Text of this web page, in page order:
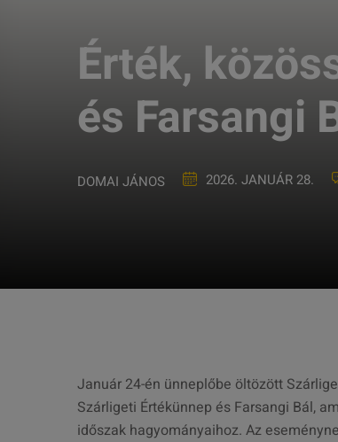
Érték,
és Farsangi
DOMAI JÁNOS 2026. JANUÁR 28.
Január 24-én ünneplőbe öltözött
Szárligeti Értékünnep és Farsangi Bál,
időszak hagyományaihoz. Az